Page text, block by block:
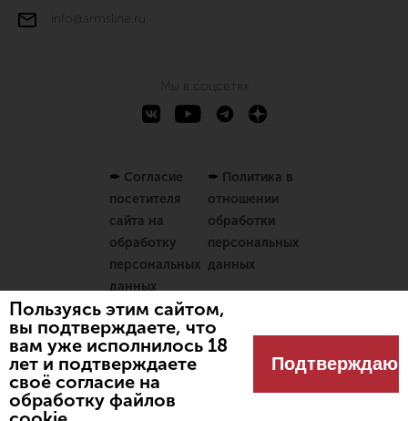
Пользуясь этим сайтом,
вы подтверждаете, что
вам уже исполнилось 18
лет и подтверждаете
своё согласие на
обработку файлов
Подтверждаю
info@armsline.ru
Мы в соцсетях
✒ Согласие
посетителя
сайта на
обработку
персональных
данных
✒ Политика в
отношении
обработки
персональных
данных
РазработаноSpbnews
© 2024 Оружейный магазин
"Линия огня"